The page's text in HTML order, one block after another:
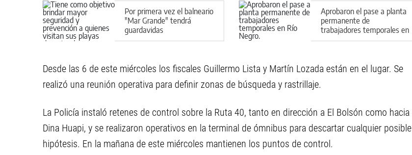
Por primera vez el balneario
"Mar Grande" tendrá
guardavidas
Aprobaron el pase a planta
permanente de
trabajadores temporales en
Río Negro
Desde las 6 de este miércoles los fiscales Guillermo Lista y Martín Lozada están en el lugar. Se
realizó una reunión operativa para definir zonas de búsqueda y rastrillaje.
La Policía instaló retenes de control sobre la Ruta 40, tanto en dirección a El Bolsón como hacia
Dina Huapi, y se realizaron operativos en la terminal de ómnibus para descartar cualquier posible
hipótesis. En la mañana de este miércoles mantienen los puntos de control.